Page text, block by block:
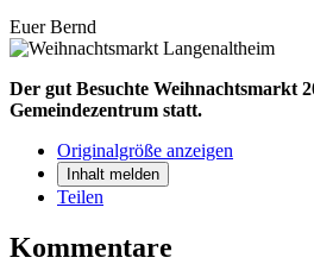
Euer Bernd
Der gut Besuchte Weihnachtsmarkt
Gemeindezentrum statt.
Originalgröße anzeigen
Inhalt melden
Teilen
Kommentare